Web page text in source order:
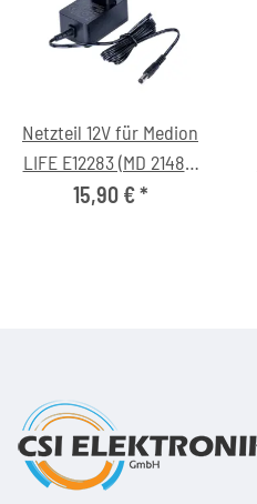
Netzteil 12V für Medion
LIFE E12283 (MD 21483)
Fernseher
15,90 €*